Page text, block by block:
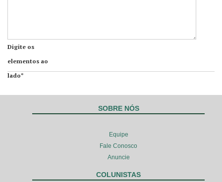
Digite os
elementos ao
lado*
SOBRE NÓS
Equipe
Fale Conosco
Anuncie
COLUNISTAS